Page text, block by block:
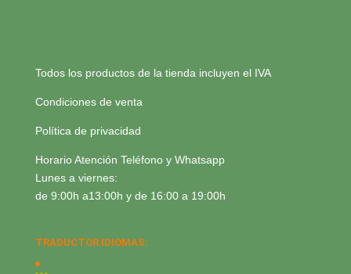
Todos los productos de la tienda incluyen el IVA
Condiciones de venta
Política de privacidad
Horario Atención Teléfono y Whatsapp
Lunes a viernes:
de 9:00h a13:00h y de 16:00 a 19:00h
TRADUCTOR IDIOMAS: